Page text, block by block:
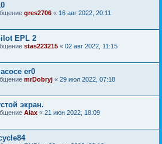
gres2706 « 16 авг 2022, 20:11
EPL 2
stas223215 « 02 авг 2022, 11:15
er0
mrDobryj « 29 июл 2022, 07:18
экран.
Alax « 21 июн 2022, 18:09